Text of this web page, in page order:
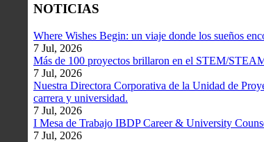
NOTICIAS
Where Wishes Begin: un viaje donde los sueños
7 Jul, 2026
Más de 100 proyectos brillaron en el STEM/
7 Jul, 2026
Nuestra Directora Corporativa de la Unidad de
carrera y universidad.
7 Jul, 2026
I Mesa de Trabajo IBDP Career & University
7 Jul, 2026